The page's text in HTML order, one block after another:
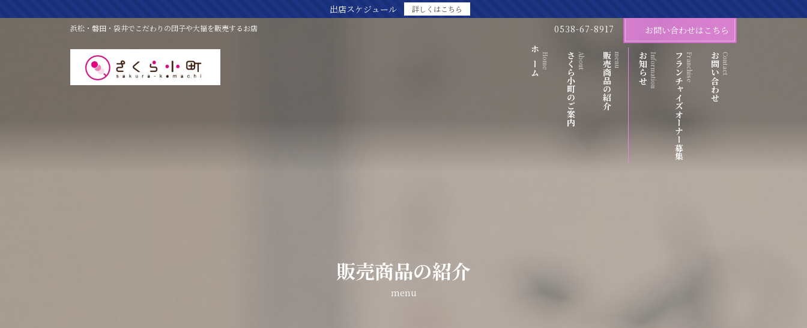
ン
ビ
出店スケジュール
詳しくはこちら
浜松・磐田・袋井でこだわりの団子や大福を販売するお店
0538-67-8917 お問い合わせはこちら
ホーム Home さくら小町のご案内About 販売商品の紹介 menu お知らせInformation フランチャイズオーナー募集Franchise お問い合わせContact
販売商品の紹介
menu